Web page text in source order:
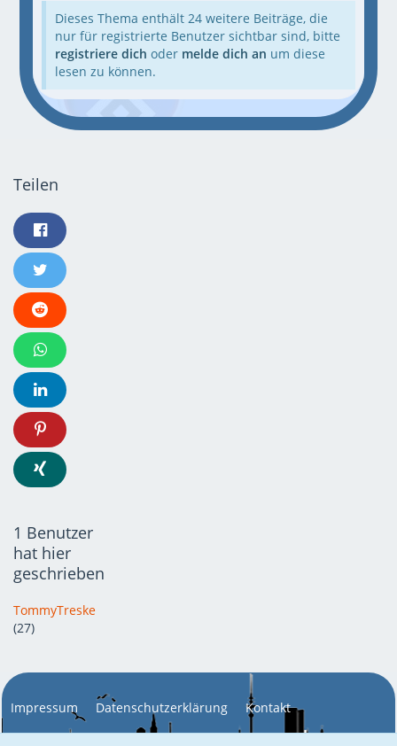
Dieses Thema enthält 24 weitere Beiträge, die
nur für registrierte Benutzer sichtbar sind, bitte
registriere dich oder melde dich an um diese
lesen zu können.
Teilen
1 Benutzer
hat hier
geschrieben
TommyTreske
(27)
Impressum Datenschutzerklärung Kontakt